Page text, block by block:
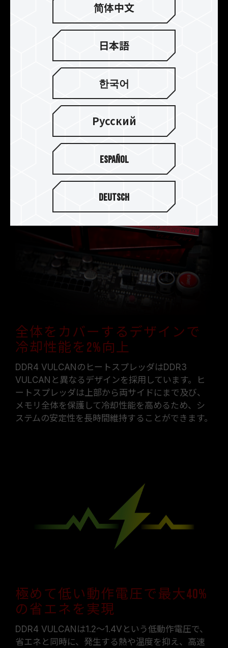
い外装デザインコンセプトでヒートスプレッダを
開発しました。デュアルカラーのデザインが目を
引くだけでなく、非対称なカッティングが
VULCANのユニークなスタイルを演出します。配
色は、くっきりと目立つ赤と黒、あるいは落ち着
いたグレーと黒のいずれかをお選びいただけま
全体をカバーするデザインで
冷却性能を2%向上
DDR4 VULCANのヒートスプレッダはDDR3
VULCANと異なるデザインを採用しています。ヒ
ートスプレッダは上部から両サイドにまで及び、
メモリ全体を保護して冷却性能を高めるため、シ
ステムの安定性を長時間維持することができます。
極めて低い動作電圧で最大40%
の省エネを実現
DDR4 VULCANは1.2～1.4Vという低動作電圧で、
省エネと同時に、発生する熱や温度を抑え、高速
简体中文
日本語
한국어
Русский
Español
Deutsch